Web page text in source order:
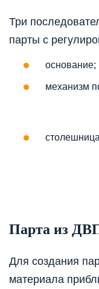
Три
парты с
основание;
механизм
Парта из
Для создания
материала